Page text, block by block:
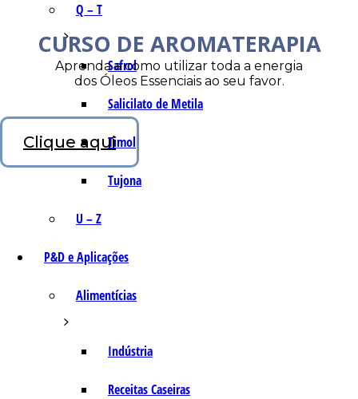
Q – T
Safrol
Salicilato de Metila
Timol
Tujona
U – Z
P&D e Aplicações
Alimentícias
Indústria
Receitas Caseiras
CURSO DE AROMATERAPIA
Aprenda a como utilizar toda a energia
dos Óleos Essenciais ao seu favor.
Clique aqui